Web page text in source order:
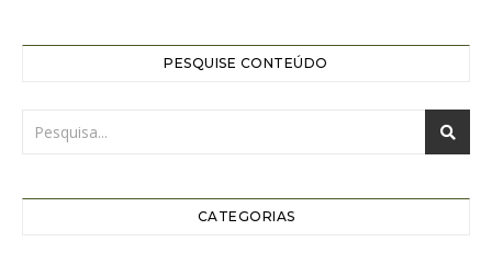
PESQUISE CONTEÚDO
CATEGORIAS